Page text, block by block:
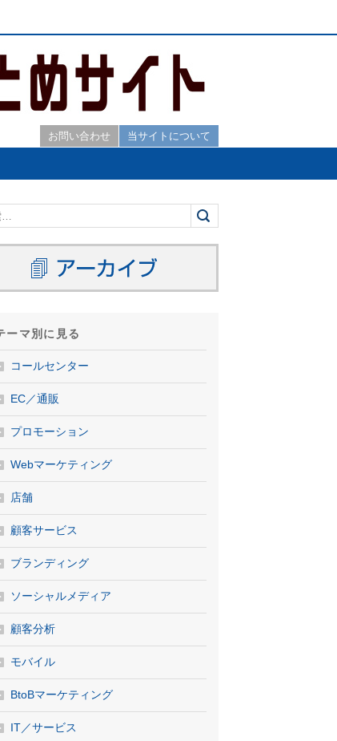
お問い合わせ 当サイトについて
ーマ別に見る
コールセンター
EC／通販
プロモーション
Webマーケティング
店舗
顧客サービス
ブランディング
ソーシャルメディア
顧客分析
モバイル
BtoBマーケティング
IT／サービス